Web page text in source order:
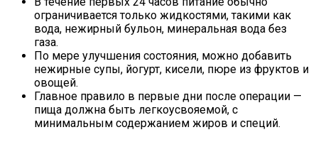
ограничивается только жидкостями, такими как
вода, нежирный бульон, минеральная вода без
газа.
По мере улучшения состояния, можно добавить
нежирные супы, йогурт, кисели, пюре из фруктов и
овощей.
Главное правило в первые дни после операции —
пища должна быть легкоусвояемой, с
минимальным содержанием жиров и специй.